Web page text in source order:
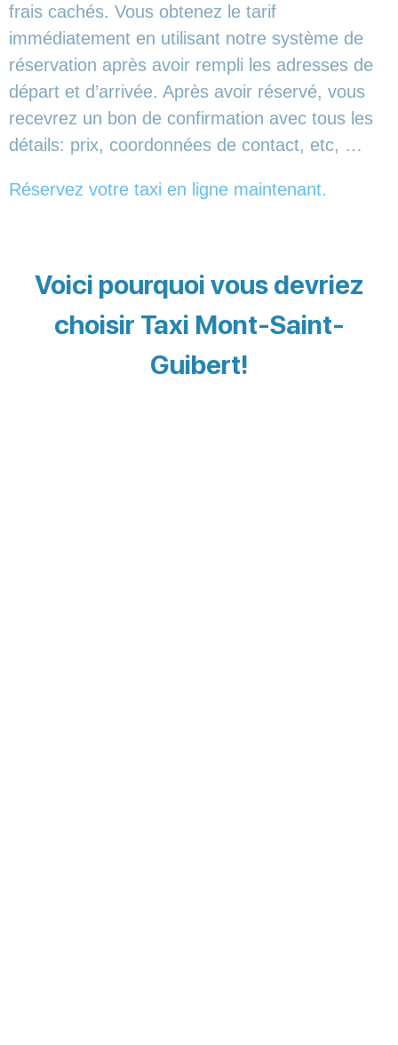
frais cachés. Vous obtenez le tarif
immédiatement en utilisant notre système de
réservation après avoir rempli les adresses de
départ et d’arrivée. Après avoir réservé, vous
recevrez un bon de confirmation avec tous les
détails: prix, coordonnées de contact, etc, …
Réservez votre taxi en ligne maintenant.
Voici pourquoi vous devriez
choisir Taxi Mont-Saint-
Guibert!